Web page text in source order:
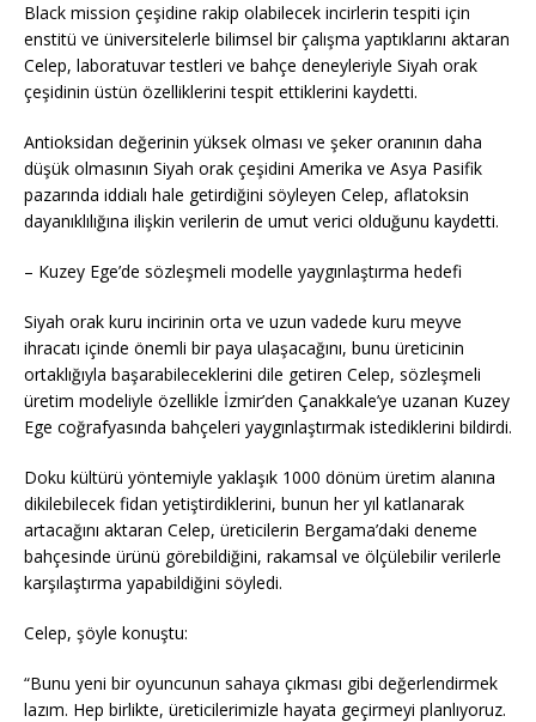
Black mission çeşidine rakip olabilecek incirlerin tespiti için
enstitü ve üniversitelerle bilimsel bir çalışma yaptıklarını aktaran
Celep, laboratuvar testleri ve bahçe deneyleriyle Siyah orak
çeşidinin üstün özelliklerini tespit ettiklerini kaydetti.
Antioksidan değerinin yüksek olması ve şeker oranının daha
düşük olmasının Siyah orak çeşidini Amerika ve Asya Pasifik
pazarında iddialı hale getirdiğini söyleyen Celep, aflatoksin
dayanıklılığına ilişkin verilerin de umut verici olduğunu kaydetti.
– Kuzey Ege’de sözleşmeli modelle yaygınlaştırma hedefi
Siyah orak kuru incirinin orta ve uzun vadede kuru meyve
ihracatı içinde önemli bir paya ulaşacağını, bunu üreticinin
ortaklığıyla başarabileceklerini dile getiren Celep, sözleşmeli
üretim modeliyle özellikle İzmir’den Çanakkale’ye uzanan Kuzey
Ege coğrafyasında bahçeleri yaygınlaştırmak istediklerini bildirdi.
Doku kültürü yöntemiyle yaklaşık 1000 dönüm üretim alanına
dikilebilecek fidan yetiştirdiklerini, bunun her yıl katlanarak
artacağını aktaran Celep, üreticilerin Bergama’daki deneme
bahçesinde ürünü görebildiğini, rakamsal ve ölçülebilir verilerle
karşılaştırma yapabildiğini söyledi.
Celep, şöyle konuştu:
“Bunu yeni bir oyuncunun sahaya çıkması gibi değerlendirmek
lazım. Hep birlikte, üreticilerimizle hayata geçirmeyi planlıyoruz.